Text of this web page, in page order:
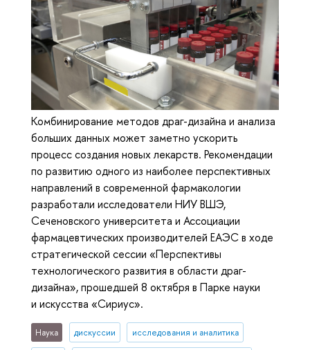
Комбинирование методов драг-дизайна и анализа
больших данных может заметно ускорить
процесс создания новых лекарств. Рекомендации
по развитию одного из наиболее перспективных
направлений в современной фармакологии
разработали исследователи НИУ ВШЭ,
Сеченовского университета и Ассоциации
фармацевтических производителей ЕАЭС в ходе
стратегической сессии «Перспективы
технологического развития в области драг-
дизайна», прошедшей 8 октября в Парке науки
и искусства «Сириус».
Наука дискуссии исследования и аналитика